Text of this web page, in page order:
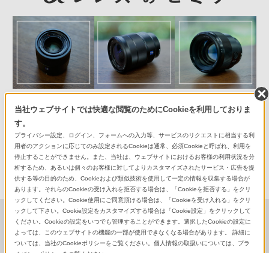
他のαレンズもご紹介しています。
3分でわかるαレンズのヒミツ
一覧はこちら
リクエストも募集中
当社ウェブサイトでは快適な閲覧のためにCookieを利用しておりま
す。
プライバシー設定、ログイン、フォームへの入力等、サービスのリクエストに相当する利
用者のアクションに応じてのみ設定されるCookieは通常、必須Cookieと呼ばれ、利用を
停止することができません。また、当社は、ウェブサイトにおけるお客様の利用状況を分
析するため、あるいは個々のお客様に対してよりカスタマイズされたサービス・広告を提
供する等の目的のため、Cookieおよび類似技術を使用して一定の情報を収集する場合が
あります。それらのCookieの受け入れを拒否する場合は、「Cookieを拒否する」をクリ
ックしてください。Cookie使用にご同意頂ける場合は、「Cookieを受け入れる」をクリ
ックして下さい。Cookie設定をカスタマイズする場合は「Cookie設定」をクリックして
ください。Cookieの設定をいつでも管理することができます。選択したCookieの設定に
よっては、このウェブサイトの機能の一部が使用できなくなる場合があります。 詳細に
ついては、当社のCookieポリシーをご覧ください。個人情報の取扱いについては、プラ